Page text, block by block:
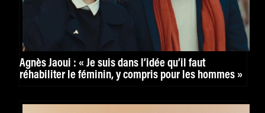
Agnès Jaoui : « Je suis dans l’idée qu’il faut
réhabiliter le féminin, y compris pour les hommes »